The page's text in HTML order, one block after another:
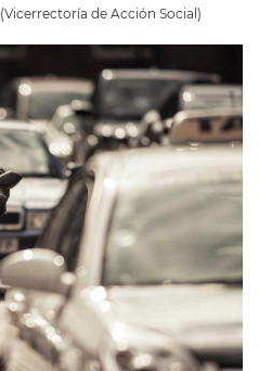
(Vicerrectoría de Acción Social)